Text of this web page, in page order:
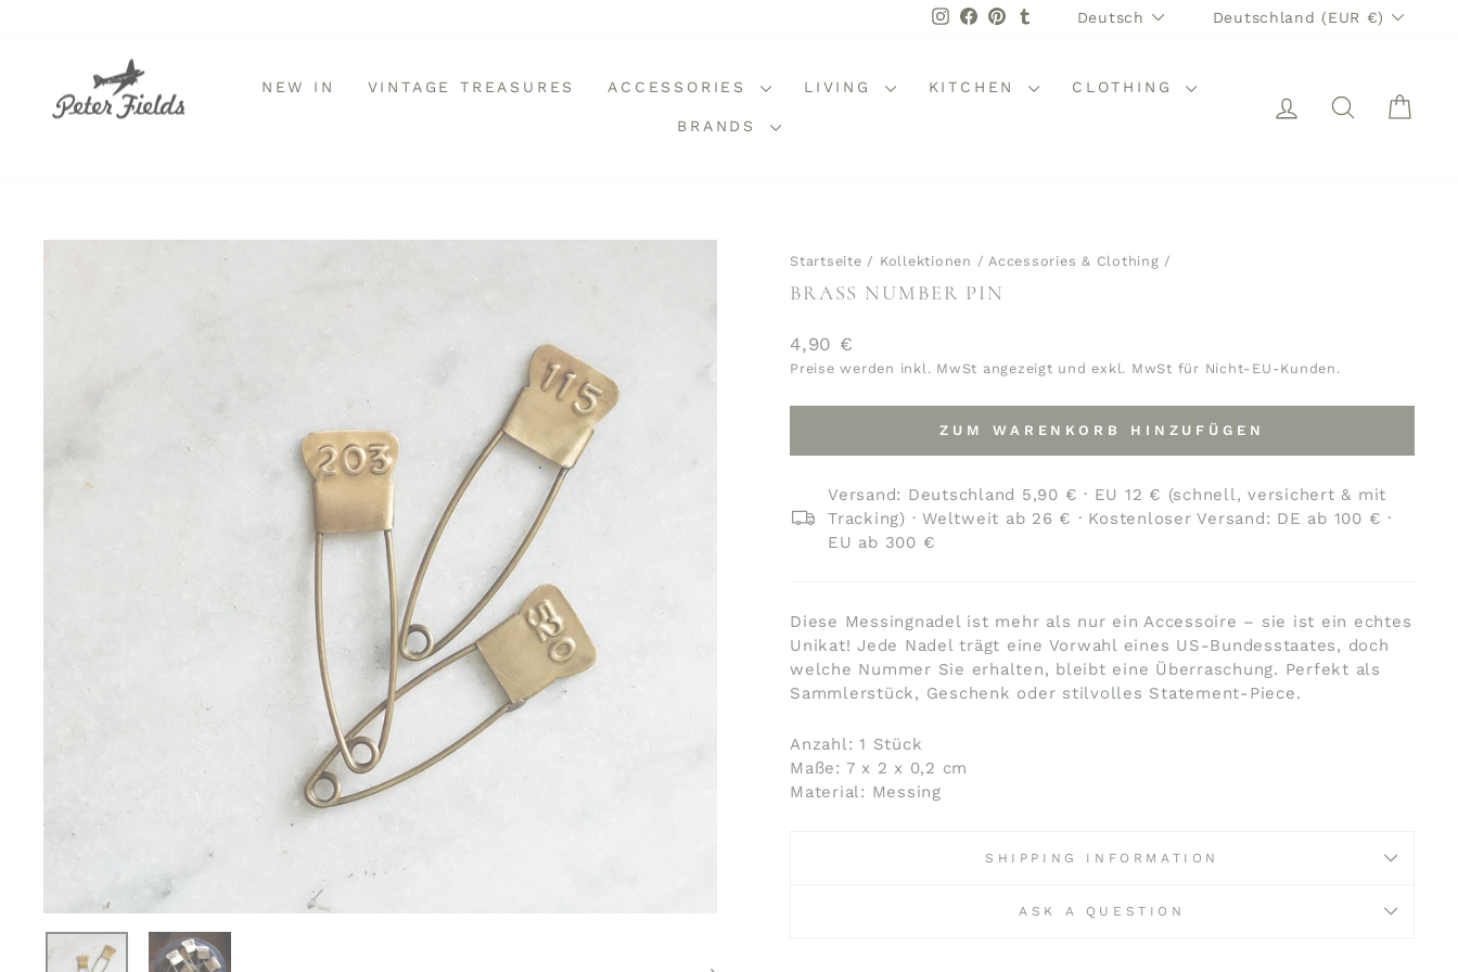
Instagram
Facebook
PinterestTumblrSPRACHE
Deutsch WÄHRUNG
Deutschland (EUR €)
NEW IN VINTAGE TREASURES ACCESSORIES LIVING KITCHEN CLOTHING
BRANDS
EINLOGGEN
SUCHE
Startseite / Kollektionen / Accessories & Clothing /
BRASS NUMBER PIN
Normaler
Preis
4,90 €
Preise werden inkl. MwSt angezeigt und exkl. MwSt für Nicht-EU-Kunden.
ZUM WARENKORB HINZUFÜGEN
Versand: Deutschland 5,90 € · EU 12 € (schnell, versichert & mit
Tracking) · Weltweit ab 26 € · Kostenloser Versand: DE ab 100 € ·
EU ab 300 €
Diese Messingnadel ist mehr als nur ein Accessoire – sie ist ein echtes
Unikat! Jede Nadel trägt eine Vorwahl eines US-Bundesstaates, doch
welche Nummer Sie erhalten, bleibt eine Überraschung. Perfekt als
Sammlerstück, Geschenk oder stilvolles Statement-Piece.
Anzahl: 1 Stück
Maße: 7 x 2 x 0,2 cm
Material: Messing
SHIPPING INFORMATION
ASK A QUESTION